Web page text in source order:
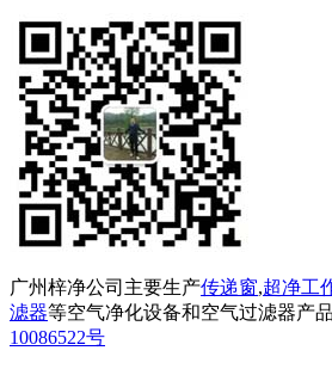
广州梓净公司主要生产传递窗,超净工
滤器等空气净化设备和空气过滤器产品
10086522号